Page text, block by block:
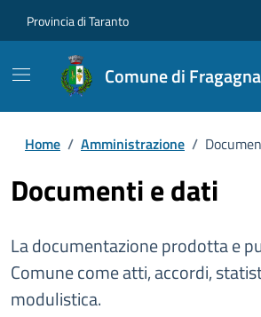
Provincia di Taranto
Comune di
Home / Amministrazione /
Documenti e dati
La documentazione prodotta e
Comune come atti, accordi,
modulistica.